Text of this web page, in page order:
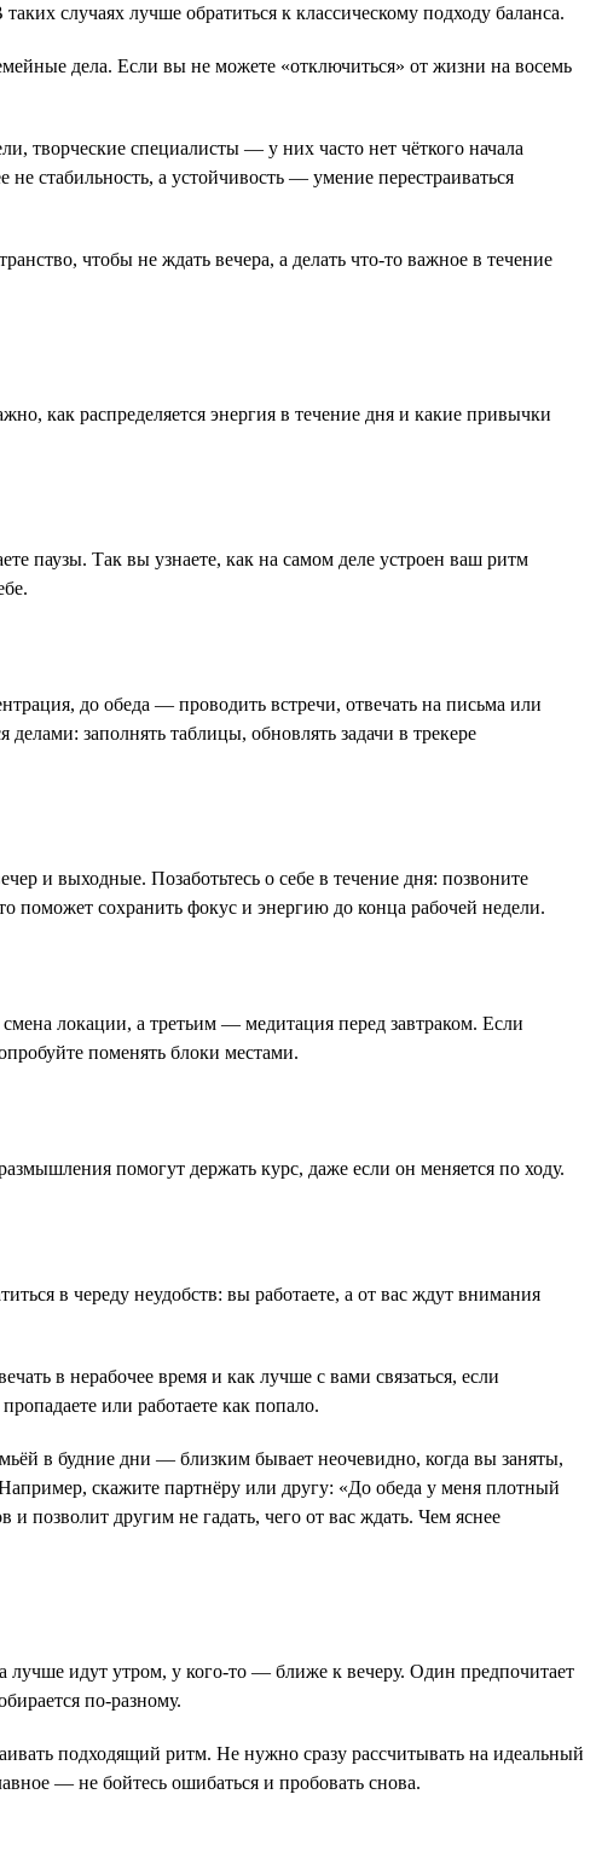
случаях лучше обратиться к классическому подходу баланса.
дела. Если вы не можете «отключиться» от жизни на восемь
творческие специалисты — у них часто нет чёткого начала
стабильность, а устойчивость — умение перестраиваться
чтобы не ждать вечера, а делать что-то важное в течение
как распределяется энергия в течение дня и какие привычки
паузы. Так вы узнаете, как на самом деле устроен ваш ритм
до обеда — проводить встречи, отвечать на письма или
заполнять таблицы, обновлять задачи в трекере
и выходные. Позаботьтесь о себе в течение дня: позвоните
поможет сохранить фокус и энергию до конца рабочей недели.
локации, а третьим — медитация перед завтраком. Если
поменять блоки местами.
помогут держать курс, даже если он меняется по ходу.
в череду неудобств: вы работаете, а от вас ждут внимания
в нерабочее время и как лучше с вами связаться, если
или работаете как попало.
в будние дни — близким бывает неочевидно, когда вы заняты,
скажите партнёру или другу: «До обеда у меня плотный
позволит другим не гадать, чего от вас ждать. Чем яснее
лучше идут утром, у кого-то — ближе к вечеру. Один предпочитает
по-разному.
подходящий ритм. Не нужно сразу рассчитывать на идеальный
— не бойтесь ошибаться и пробовать снова.